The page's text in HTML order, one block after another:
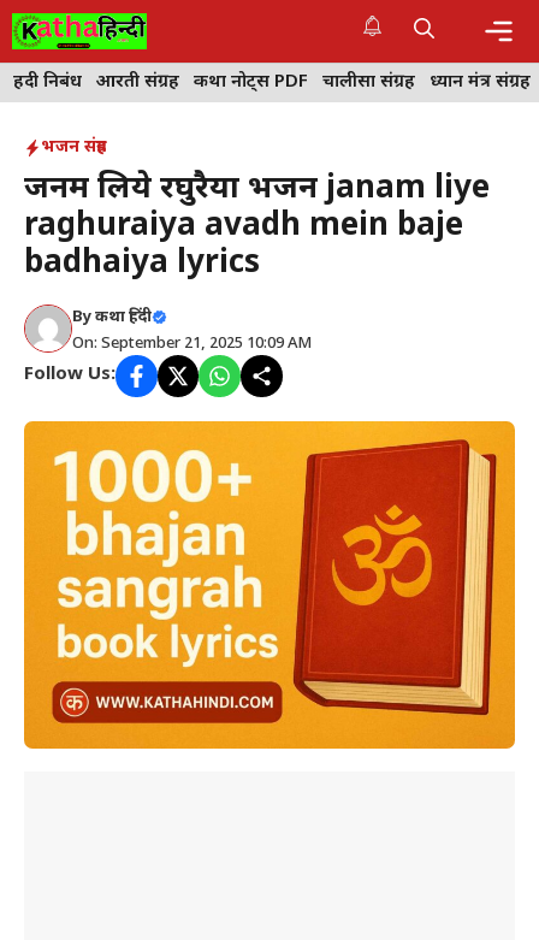
Skip
to
content
हिंदी निबंध आरती संग्रह कथा नोट्स PDF चालीसा संग्रह ध्यान मंत्र संग्रह
भजन संग्रह
जनम लिये रघुरैया भजन janam liye
raghuraiya avadh mein baje
badhaiya lyrics
Byकथा हिंदी
On: September 21, 2025 10:09 AM
Follow Us: